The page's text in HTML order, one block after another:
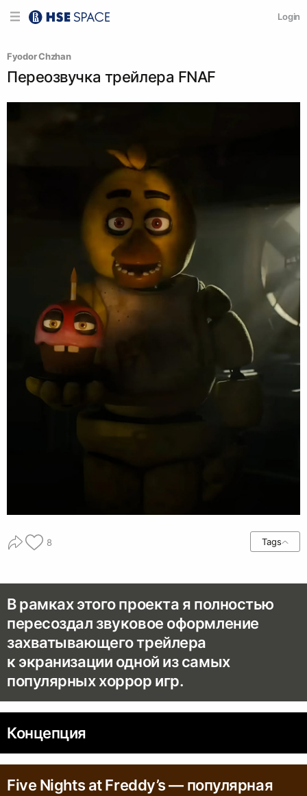
Login
Fyodor Chzhan
Переозвучка трейлера FNAF
8 Tags
В рамках этого проекта я полностью
пересоздал звуковое оформление
захватывающего трейлера
к экранизации одной из самых
популярных хоррор игр.
Концепция
Five Nights at Freddy’s — популярная